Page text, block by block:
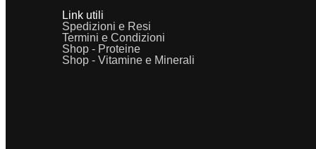
Link utili
Spedizioni e Resi
Termini e Condizioni
Shop - Proteine
Shop - Vitamine e Minerali